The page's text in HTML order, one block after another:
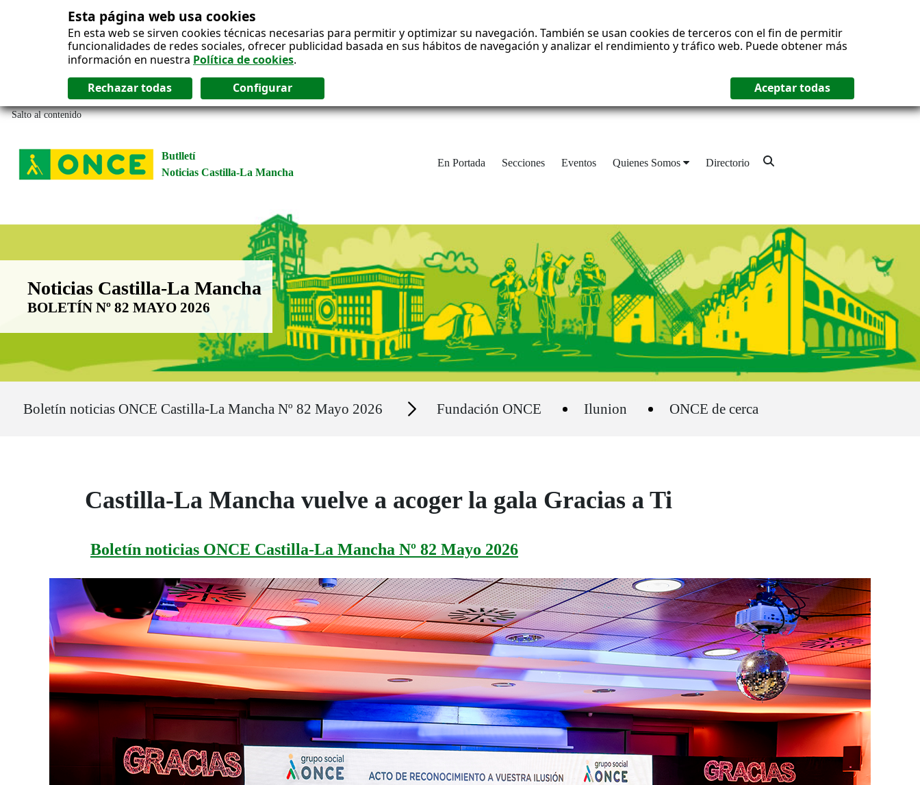
Esta página web usa cookies
En esta web se sirven cookies técnicas necesarias para permitir y optimizar su navegación. También se usan cookies de terceros con el fin de permitir
funcionalidades de redes sociales, ofrecer publicidad basada en sus hábitos de navegación y analizar el rendimiento y tráfico web. Puede obtener más
información en nuestra Política de cookies.
Salto al contenido
Butlletí
Noticias Castilla-La Mancha
En Portada Secciones Eventos Quienes Somos Directorio
Boletín Noticias Castilla-La Mancha
Noticias Castilla-La Mancha
BOLETÍN Nº 82 MAYO 2026
Boletín noticias ONCE Castilla-La Mancha Nº 82 Mayo 2026 Secciones Fundación ONCE Ilunion ONCE de cerca
Castilla-La Mancha vuelve a acoger la gala Gracias a Ti
Boletín noticias ONCE Castilla-La Mancha Nº 82 Mayo 2026